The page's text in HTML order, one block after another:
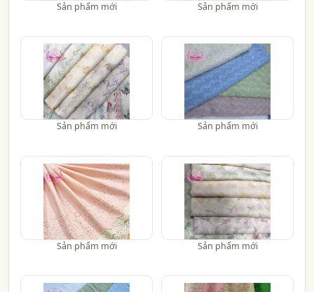
Sản phẩm mới Sản phẩm mới
Sản phẩm mới Sản phẩm mới
Sản phẩm mới Sản phẩm mới